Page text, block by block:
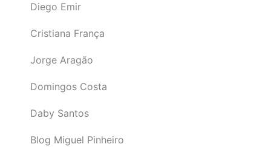
Diego Emir
Cristiana França
Jorge Aragão
Domingos Costa
Daby Santos
Blog Miguel Pinheiro